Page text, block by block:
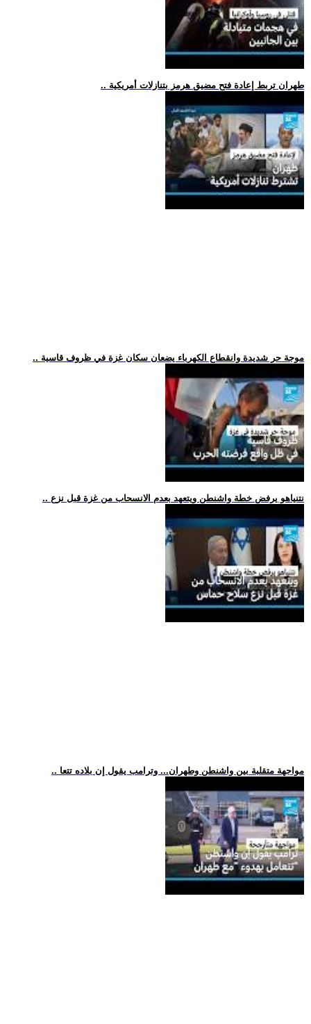
.. طهران تربط إعادة فتح مضيق هرمز بتنازلات أمريكية
.. موجة حر شديدة وانقطاع الكهرباء يضعان سكان غزة في ظروف قاسية
.. نتنياهو يرفض خطة واشنطن ويتعهد بعدم الانسحاب من غزة قبل نزع
.. مواجهة متقلبة بين واشنطن وطهران... وترامب يقول إن بلاده تتعا